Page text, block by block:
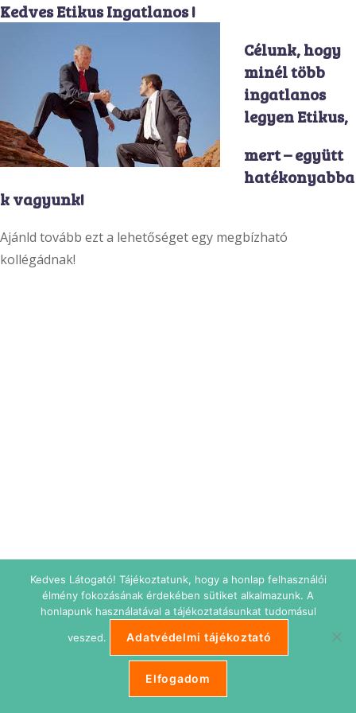
Kedves Etikus Ingatlanos !
Célunk, hogy
minél több
ingatlanos
legyen Etikus,
mert – együtt
hatékonyabba
k vagyunk!
Ajánld tovább ezt a lehetőséget egy megbízható
kollégádnak!
Kedves Látogató! Tájékoztatunk, hogy a honlap felhasználói
élmény fokozásának érdekében sütiket alkalmazunk. A
honlapunk használatával a tájékoztatásunkat tudomásul
veszed. Adatvédelmi tájékoztató
Elfogadom